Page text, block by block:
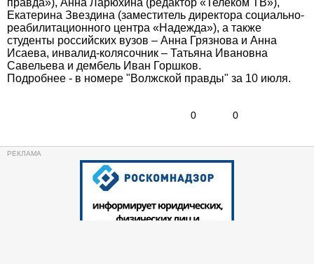
правда»), Анна Ларюхина (редактор «Телеком ТВ»),
Екатерина Звездина (заместитель директора социально-
реабилитационного центра «Надежда»), а также
студенты российских вузов – Анна Грязнова и Анна
Исаева, инвалид-колясочник – Татьяна Ивановна
Савельева и дембель Иван Горшков.
Подробнее - в номере "Волжской правды" за 10 июля.
0 0